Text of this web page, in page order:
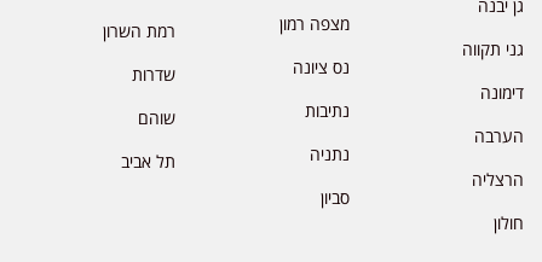
גן יבנה
גני תקווה
דימונה
הערבה
הרצליה
חולון
מצפה רמון
נס ציונה
נתיבות
נתניה
סביון
רמת השרון
שדרות
שוהם
תל אביב